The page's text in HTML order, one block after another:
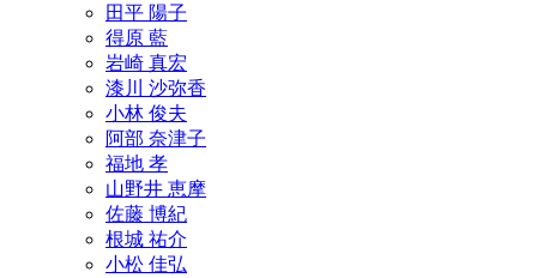
田平 陽子
得原 藍
岩崎 真宏
漆川 沙弥香
小林 俊夫
阿部 奈津子
福地 孝
山野井 恵摩
佐藤 博紀
根城 祐介
小松 佳弘